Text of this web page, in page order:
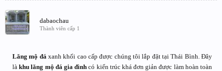
dabaochau
Thành viên cấp 1
Lăng mộ đáxanh khối cao cấp được chúng tôi lắp đặt tại Thái Bình. Đây
làkhu lăng mộ đá gia đình có kiến trúc khá đơn giản được làm hoàn toàn